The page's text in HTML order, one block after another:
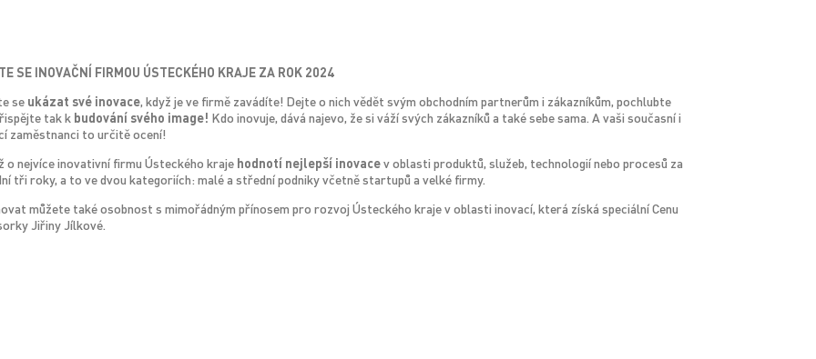
SE INOVAČNÍ FIRMOU ÚSTECKÉHO KRAJE ZA ROK 2024
se ukázat své inovace, když je ve firmě zavádíte! Dejte o nich vědět svým obchodním partnerům i zákazníkům, pochlubte
tak k budování svého image! Kdo inovuje, dává najevo, že si váží svých zákazníků a také sebe sama. A vaši současní i
zaměstnanci to určitě ocení!
o nejvíce inovativní firmu Ústeckého kraje hodnotí nejlepší inovacev oblasti produktů, služeb, technologií nebo procesů za
tři roky, a to ve dvou kategoriích: malé a střední podniky včetně startupů a velké firmy.
můžete také osobnost s mimořádným přínosem pro rozvoj Ústeckého kraje v oblasti inovací, která získá speciální Cenu
Jiřiny Jílkové.